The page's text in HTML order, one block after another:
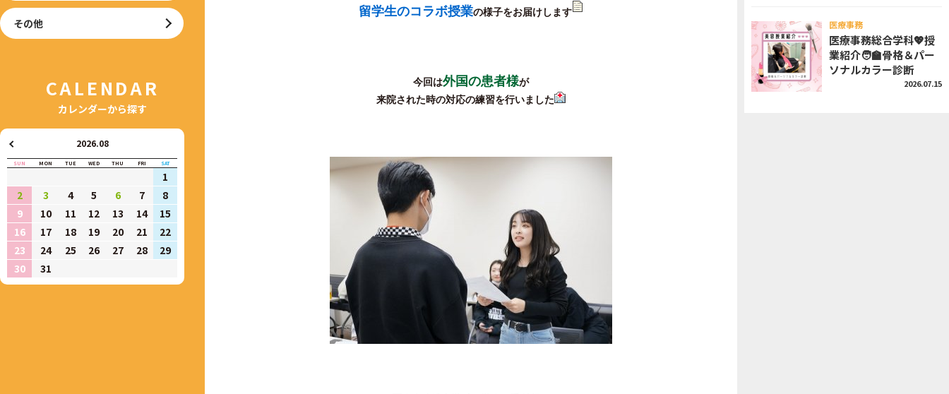
医療事務
医療事務総合学科💖授
業紹介🧑‍🏫骨格＆パー
ソナルカラー診断
2026.07.15
留学生のコラボ授業の様子をお届けします
今回は外国の患者様が
来院された時の対応の練習を行いました
その他
CALENDAR
カレンダーから探す
2026.08
SUN MON TUE WED THU FRI SAT
1
2
3 4 5 6 7
8
9
10 11 12 13 14
15
16
17 18 19 20 21
22
23
24 25 26 27 28
29
30
31